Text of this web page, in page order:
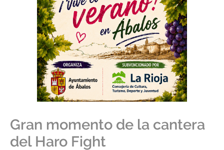
Gran momento de la cantera
del Haro Fight